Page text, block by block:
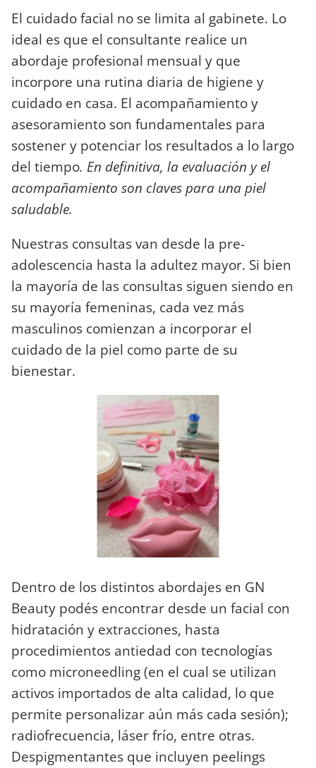
El cuidado facial no se limita al gabinete. Lo
ideal es que el consultante realice un
abordaje profesional mensual y que
incorpore una rutina diaria de higiene y
cuidado en casa. El acompañamiento y
asesoramiento son fundamentales para
sostener y potenciar los resultados a lo largo
del tiempo. En definitiva, la evaluación y el
acompañamiento son claves para una piel
saludable.
Nuestras consultas van desde la pre-
adolescencia hasta la adultez mayor. Si bien
la mayoría de las consultas siguen siendo en
su mayoría femeninas, cada vez más
masculinos comienzan a incorporar el
cuidado de la piel como parte de su
bienestar.
Dentro de los distintos abordajes en GN
Beauty podés encontrar desde un facial con
hidratación y extracciones, hasta
procedimientos antiedad con tecnologías
como microneedling (en el cual se utilizan
activos importados de alta calidad, lo que
permite personalizar aún más cada sesión);
radiofrecuencia, láser frío, entre otras.
Despigmentantes que incluyen peelings